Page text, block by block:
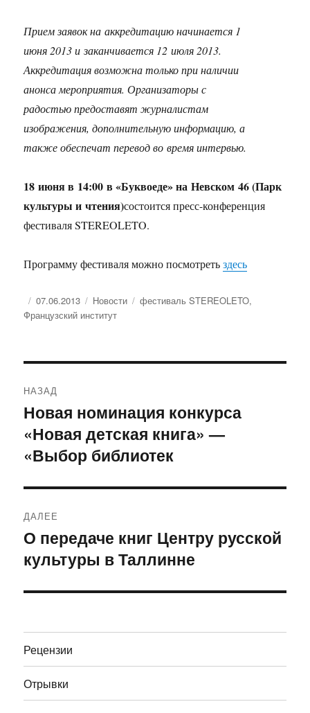
Прием заявок на аккредитацию начинается 1
июня 2013 и заканчивается 12 июля 2013.
Аккредитация возможна только при наличии
анонса мероприятия. Организаторы с
радостью предоставят журналистам
изображения, дополнительную информацию, а
также обеспечат перевод во время интервью.
18 июня в 14:00 в «Буквоеде» на Невском 46 (Парк
культуры и чтения)состоится пресс-конференция
фестиваля STEREOLETO.
Программу фестиваля можно посмотретьздесь
Опубликовано
07.06.2013 Рубрики
Новости Метки
фестиваль STEREOLETO,
Французский институт
по
записям
НАЗАД
Предыдущая
запись:
Новая номинация конкурса
«Новая детская книга» —
«Выбор библиотек
ДАЛЕЕ
Следующая
запись:
О передаче книг Центру русской
культуры в Таллинне
Рецензии
Отрывки